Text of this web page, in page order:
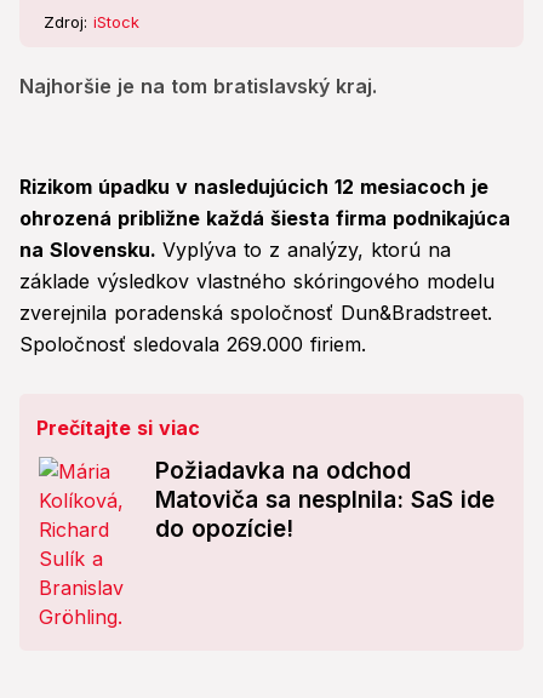
Zdroj: iStock
Najhoršie je na tom bratislavský kraj.
Rizikom úpadku v nasledujúcich 12 mesiacoch je
ohrozená približne každá šiesta firma podnikajúca
na Slovensku. Vyplýva to z analýzy, ktorú na
základe výsledkov vlastného skóringového modelu
zverejnila poradenská spoločnosť Dun&Bradstreet.
Spoločnosť sledovala 269.000 firiem.
Prečítajte si viac
Požiadavka na odchod
Matoviča sa nesplnila: SaS ide
do opozície!